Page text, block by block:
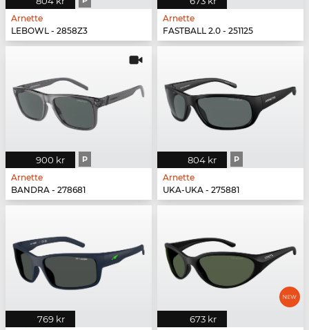
Arnette
LEBOWL - 2858Z3
Arnette
FASTBALL 2.0 - 251125
900 kr P
Arnette
BANDRA - 278681
804 kr P
Arnette
UKA-UKA - 275881
769 kr 673 kr